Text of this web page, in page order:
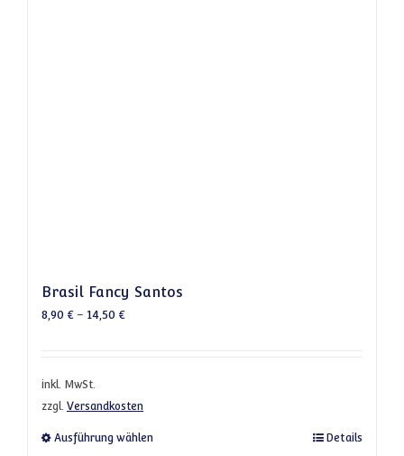
Brasil Fancy Santos
8,90 €– 14,50 €
inkl. MwSt.
zzgl. Versandkosten
Ausführung wählen Dieses Produkt weist mehrere Varianten
Details